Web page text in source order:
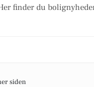
finder du
siden